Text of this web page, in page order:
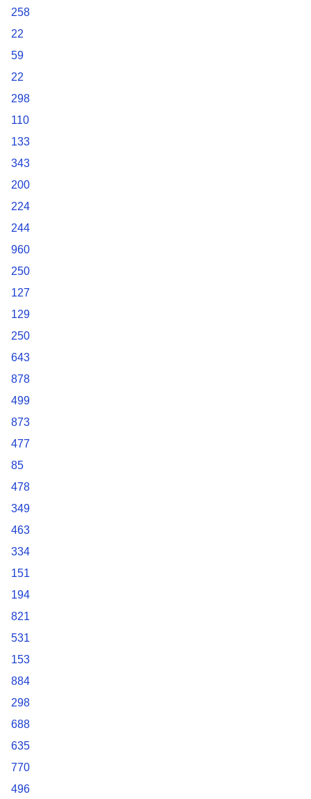
258
22
59
22
298
110
133
343
200
224
244
960
250
127
129
250
643
878
499
873
477
85
478
349
463
334
151
194
821
531
153
884
298
688
635
770
496